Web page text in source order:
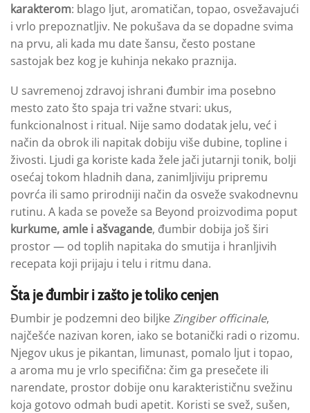
karakterom: blago ljut, aromatičan, topao, osvežavajući
i vrlo prepoznatljiv. Ne pokušava da se dopadne svima
na prvu, ali kada mu date šansu, često postane
sastojak bez kog je kuhinja nekako praznija.
U savremenoj zdravoj ishrani đumbir ima posebno
mesto zato što spaja tri važne stvari: ukus,
funkcionalnost i ritual. Nije samo dodatak jelu, već i
način da obrok ili napitak dobiju više dubine, topline i
živosti. Ljudi ga koriste kada žele jači jutarnji tonik, bolji
osećaj tokom hladnih dana, zanimljiviju pripremu
povrća ili samo prirodniji način da osveže svakodnevnu
rutinu. A kada se poveže sa Beyond proizvodima poput
kurkume, amle i ašvagande, đumbir dobija još širi
prostor — od toplih napitaka do smutija i hranljivih
recepata koji prijaju i telu i ritmu dana.
Šta jeđumbiri zašto je toliko cenjen
Đumbir je podzemni deo biljkeZingiber officinale,
najčešće nazivan koren, iako se botanički radi o rizomu.
Njegov ukus je pikantan, limunast, pomalo ljut i topao,
a aroma mu je vrlo specifična: čim ga presečete ili
narendate, prostor dobije onu karakterističnu svežinu
koja gotovo odmah budi apetit. Koristi se svež, sušen,